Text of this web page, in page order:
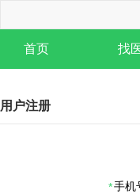
首页 找
用户注册
手机